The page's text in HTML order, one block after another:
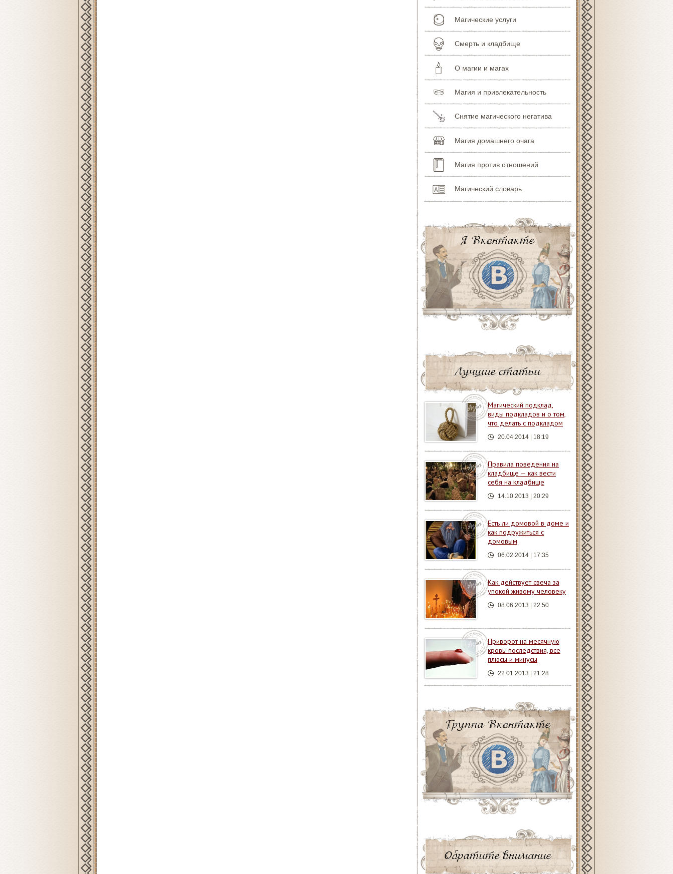
Магические услуги
Смерть и кладбище
О магии и магах
Магия и привлекательность
Снятие магического негатива
Магия домашнего очага
Магия против отношений
Магический словарь
Я Вконтакте
Лучшие статьи
Магический подклад,
виды подкладов и о том,
что делать с подкладом
20.04.2014 | 18:19
Правила поведения на
кладбище — как вести
себя на кладбище
14.10.2013 | 20:29
Есть ли домовой в доме и
как подружиться с
домовым
06.02.2014 | 17:35
Как действует свеча за
упокой живому человеку
08.06.2013 | 22:50
Приворот на месячную
кровь: последствия, все
плюсы и минусы
22.01.2013 | 21:28
Группа Вконтакте
Обратите внимание